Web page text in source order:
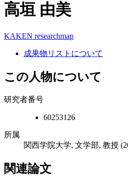
高垣 由美
KAKEN researchmap
成果物リストについて
この人物について
研究者番号
60253126
所属
関西学院大学, 文学部, 教授
関連論文